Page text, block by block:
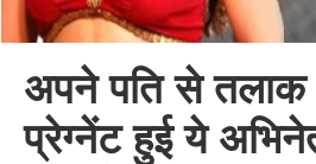
अपने पति से
प्रेग्नेंट हुई ये